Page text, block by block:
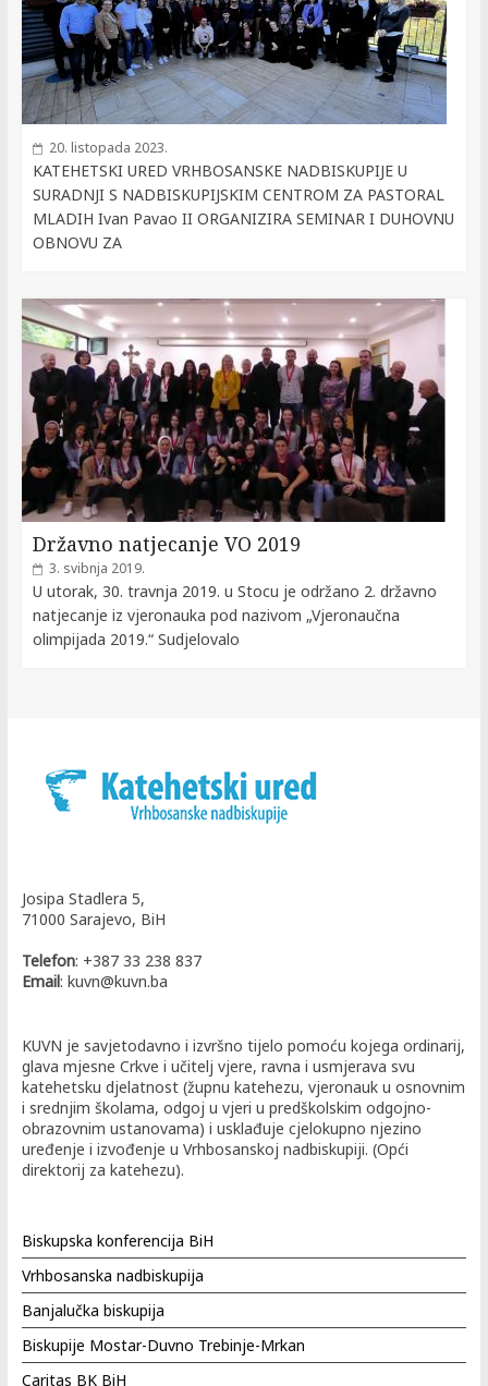
20. listopada 2023.
KATEHETSKI URED VRHBOSANSKE NADBISKUPIJE U
SURADNJI S NADBISKUPIJSKIM CENTROM ZA PASTORAL
MLADIH Ivan Pavao II ORGANIZIRA SEMINAR I DUHOVNU
OBNOVU ZA
Državno natjecanje VO 2019
3. svibnja 2019.
U utorak, 30. travnja 2019. u Stocu je održano 2. državno
natjecanje iz vjeronauka pod nazivom „Vjeronaučna
olimpijada 2019.“ Sudjelovalo
Josipa Stadlera 5,
71000 Sarajevo, BiH
Telefon: +387 33 238 837
Email: kuvn@kuvn.ba
KUVN je savjetodavno i izvršno tijelo pomoću kojega ordinarij,
glava mjesne Crkve i učitelj vjere, ravna i usmjerava svu
katehetsku djelatnost (župnu katehezu, vjeronauk u osnovnim
i srednjim školama, odgoj u vjeri u predškolskim odgojno-
obrazovnim ustanovama) i usklađuje cjelokupno njezino
uređenje i izvođenje u Vrhbosanskoj nadbiskupiji. (Opći
direktorij za katehezu).
Biskupska konferencija BiH
Vrhbosanska nadbiskupija
Banjalučka biskupija
Biskupije Mostar-Duvno Trebinje-Mrkan
Caritas BK BiH